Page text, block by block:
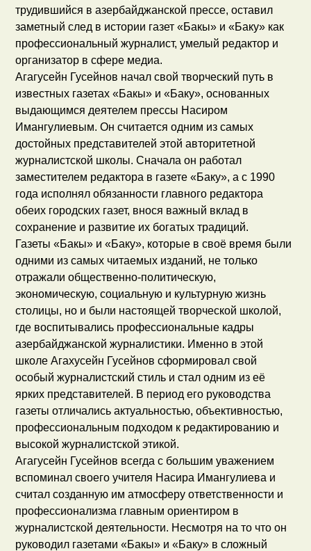
трудившийся в азербайджанской прессе, оставил
заметный след в истории газет «Бакы» и «Баку» как
профессиональный журналист, умелый редактор и
организатор в сфере медиа.
Агагусейн Гусейнов начал свой творческий путь в
известных газетах «Бакы» и «Баку», основанных
выдающимся деятелем прессы Насиром
Имангулиевым. Он считается одним из самых
достойных представителей этой авторитетной
журналистской школы. Сначала он работал
заместителем редактора в газете «Баку», а с 1990
года исполнял обязанности главного редактора
обеих городских газет, внося важный вклад в
сохранение и развитие их богатых традиций.
Газеты «Бакы» и «Баку», которые в своё время были
одними из самых читаемых изданий, не только
отражали общественно-политическую,
экономическую, социальную и культурную жизнь
столицы, но и были настоящей творческой школой,
где воспитывались профессиональные кадры
азербайджанской журналистики. Именно в этой
школе Агахусейн Гусейнов сформировал свой
особый журналистский стиль и стал одним из её
ярких представителей. В период его руководства
газеты отличались актуальностью, объективностью,
профессиональным подходом к редактированию и
высокой журналистской этикой.
Агагусейн Гусейнов всегда с большим уважением
вспоминал своего учителя Насира Имангулиева и
считал созданную им атмосферу ответственности и
профессионализма главным ориентиром в
журналистской деятельности. Несмотря на то что он
руководил газетами «Бакы» и «Баку» в сложный